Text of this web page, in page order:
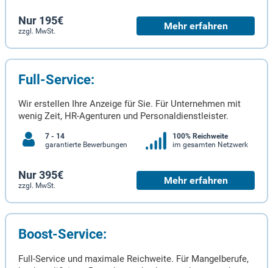
Nur 195€
zzgl. MwSt. Mehr erfahren
Full-Service:
Wir erstellen Ihre Anzeige für Sie. Für Unternehmen mit
wenig Zeit, HR-Agenturen und Personaldienstleister.
7 - 14
garantierte Bewerbungen
100% Reichweite
im gesamten Netzwerk
Nur 395€
zzgl. MwSt. Mehr erfahren
Boost-Service:
Full-Service und maximale Reichweite. Für Mangelberufe,